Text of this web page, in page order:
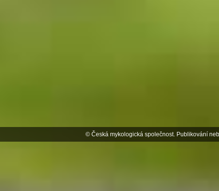
© Česká mykologická společnost. Publikování